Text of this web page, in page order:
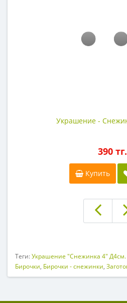
Украшение -
390 тг.
Купить
Теги:Украшение "Снежинка 4" Д4см.
Бирочки, Бирочки - снежинки,